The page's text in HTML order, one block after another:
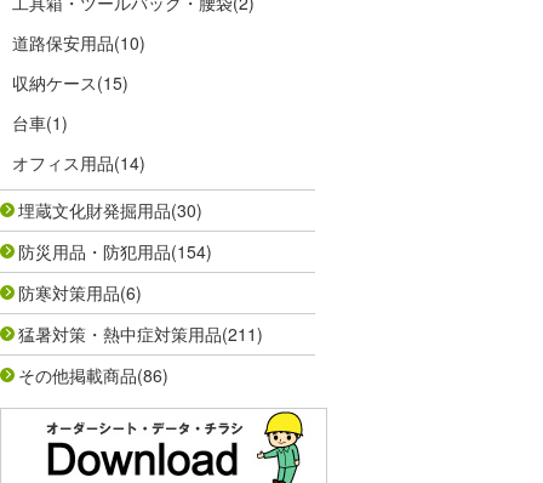
道路保安用品(10)
収納ケース(15)
台車(1)
オフィス用品(14)
埋蔵文化財発掘用品(30)
防災用品・防犯用品(154)
防寒対策用品(6)
猛暑対策・熱中症対策用品(211)
その他掲載商品(86)